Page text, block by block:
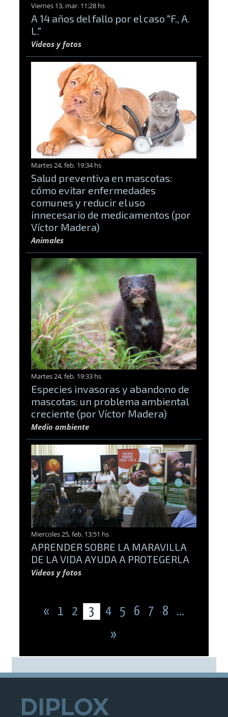
Viernes 13, mar. 11:28 hs
A 14 años del fallo por el caso "F., A.
L."
Videos y fotos
Martes 24, feb. 19:34 hs
Salud preventiva en mascotas:
cómo evitar enfermedades
comunes y reducir el uso
innecesario de medicamentos (por
Víctor Madera)
Animales
Martes 24, feb. 19:33 hs
Especies invasoras y abandono de
mascotas: un problema ambiental
creciente (por Víctor Madera)
Medio ambiente
Miercoles 25, feb. 13:51 hs
APRENDER SOBRE LA MARAVILLA
DE LA VIDA AYUDA A PROTEGERLA
Videos y fotos
« 1 2 3 4 5 6 7 8
...
»